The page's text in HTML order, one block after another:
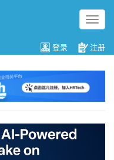
切
换
航
登录 注册